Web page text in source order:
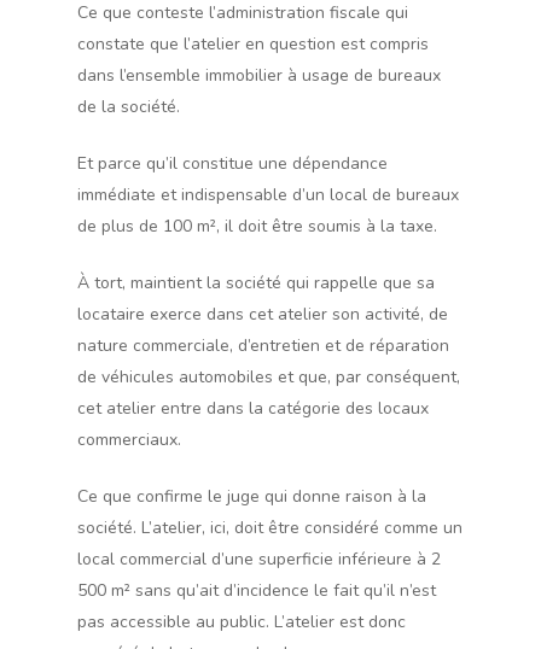
Ce que conteste l’administration fiscale qui
constate que l’atelier en question est compris
dans l’ensemble immobilier à usage de bureaux
de la société.
Et parce qu’il constitue une dépendance
immédiate et indispensable d’un local de bureaux
de plus de 100 m², il doit être soumis à la taxe.
À tort, maintient la société qui rappelle que sa
locataire exerce dans cet atelier son activité, de
nature commerciale, d’entretien et de réparation
de véhicules automobiles et que, par conséquent,
cet atelier entre dans la catégorie des locaux
commerciaux.
Ce que confirme le juge qui donne raison à la
société. L’atelier, ici, doit être considéré comme un
local commercial d’une superficie inférieure à 2
500 m² sans qu’ait d’incidence le fait qu’il n’est
pas accessible au public. L’atelier est donc